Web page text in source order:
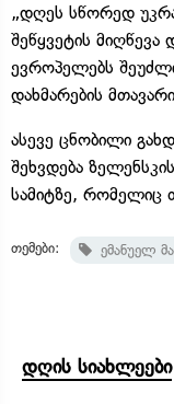
„დღეს სწორედ
შეწყვეტის მიღწევა
ევროპელებს
დახმარების
ასევე ცნობილი
შეხვდება
სამიტზე, რომელიც
თემები: ემანუელ
დღის სიახლეები